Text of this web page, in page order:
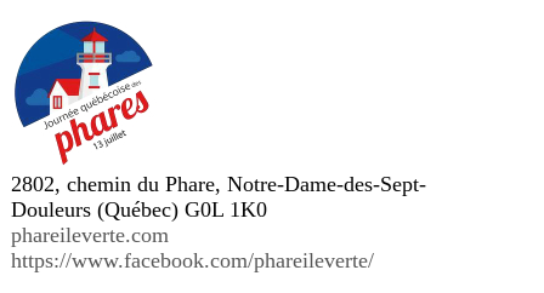
2802, chemin du Phare, Notre-Dame-des-Sept-
Douleurs (Québec) G0L 1K0
phareileverte.com
https://www.facebook.com/phareileverte/